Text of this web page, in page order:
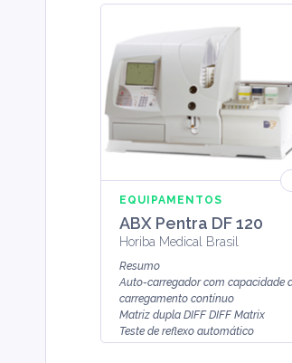
EQUIPAMENTOS
ABX Pentra DF 120
Horiba Medical Brasil
Resumo
Auto-carregador com capacidade
carregamento contínuo
Matriz dupla DIFF DIFF Matrix
Teste de reflexo automático